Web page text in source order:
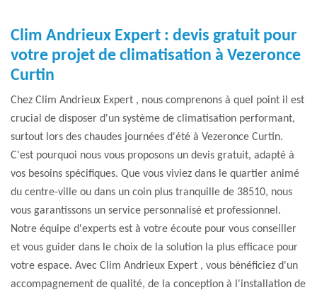
Clim Andrieux Expert : devis gratuit pour
votre projet de climatisation à Vezeronce
Curtin
Chez Clim Andrieux Expert , nous comprenons à quel point il est
crucial de disposer d'un système de climatisation performant,
surtout lors des chaudes journées d'été à Vezeronce Curtin.
C'est pourquoi nous vous proposons un devis gratuit, adapté à
vos besoins spécifiques. Que vous viviez dans le quartier animé
du centre-ville ou dans un coin plus tranquille de 38510, nous
vous garantissons un service personnalisé et professionnel.
Notre équipe d'experts est à votre écoute pour vous conseiller
et vous guider dans le choix de la solution la plus efficace pour
votre espace. Avec Clim Andrieux Expert , vous bénéficiez d'un
accompagnement de qualité, de la conception à l'installation de